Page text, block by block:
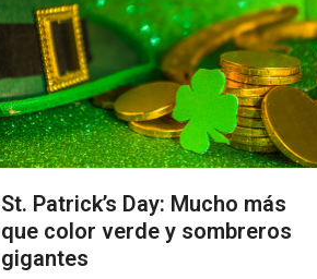
St. Patrick’s Day: Mucho más
que color verde y sombreros
gigantes